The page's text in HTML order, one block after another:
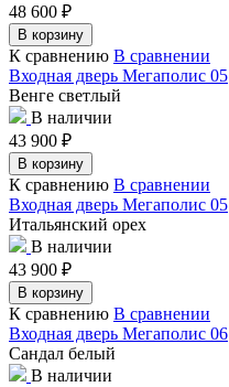
48 600 ₽
В корзину
К сравнению В сравнении
Входная дверь Мегаполис 05
Венге светлый
В наличии
43 900 ₽
В корзину
К сравнению В сравнении
Входная дверь Мегаполис 05
Итальянский орех
В наличии
43 900 ₽
В корзину
К сравнению В сравнении
Входная дверь Мегаполис 06
Сандал белый
В наличии